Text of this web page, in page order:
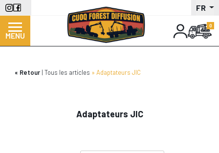
Aller
au
contenu
principal
FR
MENU
Retour Tous les articles Adaptateurs JIC
Adaptateurs JIC